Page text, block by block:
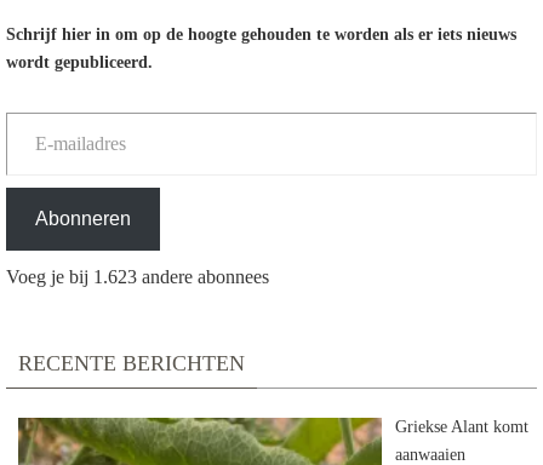
Schrijf hier in om op de hoogte gehouden te worden als er iets nieuws
wordt gepubliceerd.
E-mailadres
Abonneren
Voeg je bij 1.623 andere abonnees
RECENTE BERICHTEN
Griekse Alant komt
aanwaaien